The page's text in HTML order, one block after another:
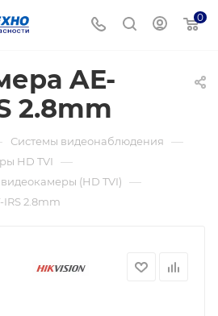
0
AE-
2.8mm
Системы видеонаблюдения —
HD TVI —
(HD TVI) —
IRS 2.8mm